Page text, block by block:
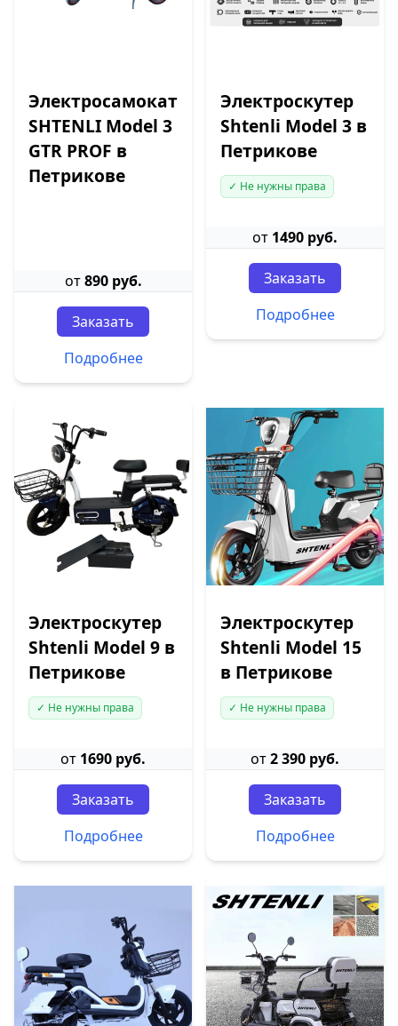
Электросамокат
SHTENLI Model 3
GTR PROF в
Петрикове
от890 руб.
Заказать
Подробнее
Электроскутер
Shtenli Model 3 в
Петрикове
✓ Не нужны права
от 1490 руб.
Заказать
Подробнее
Электроскутер
Shtenli Model 9 в
Петрикове
✓ Не нужны права
от 1690 руб.
Заказать
Подробнее
Электроскутер
Shtenli Model 15
в Петрикове
✓ Не нужны права
от2 390 руб.
Заказать
Подробнее